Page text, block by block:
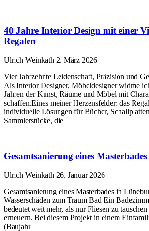
40 Jahre Interior Design mit einer
Regalen
Ulrich Weinkath 2. März 2026
Vier Jahrzehnte Leidenschaft, Präzision und
Als Interior Designer, Möbeldesigner widme
Jahren der Kunst, Räume und Möbel mit
schaffen.Eines meiner Herzensfelder: das
individuelle Lösungen für Bücher,
Sammlerstücke, die
Gesamtsanierung eines Masterbades
Ulrich Weinkath 26. Januar 2026
Gesamtsanierung eines Masterbades in
Wasserschäden zum Traum Bad Ein
bedeutet weit mehr, als nur Fliesen zu
erneuern. Bei diesem Projekt in einem
(Baujahr